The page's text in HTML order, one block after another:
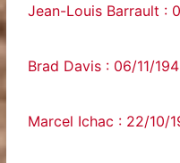
Jean-Louis Barrault :
Brad Davis : 06/11/
Marcel Ichac : 22/10/